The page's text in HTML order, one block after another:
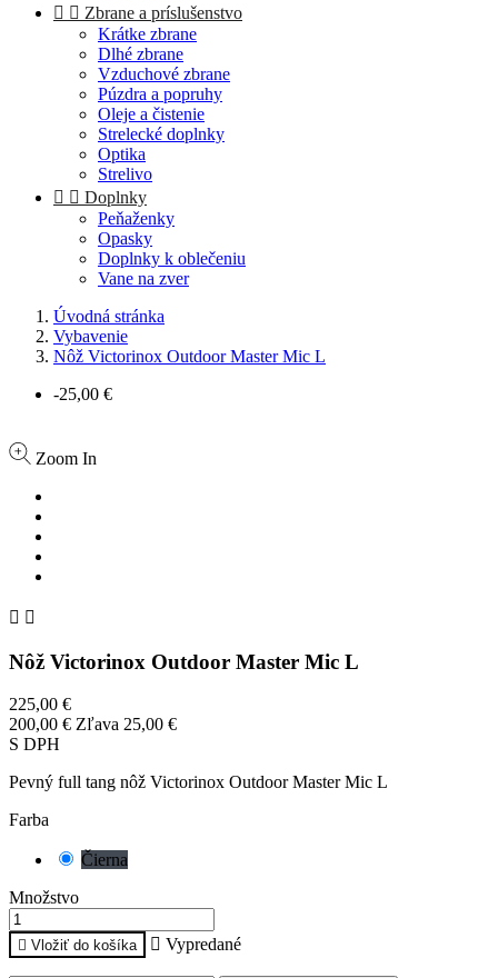
  Zbrane a príslušenstvo
Krátke zbrane
Dlhé zbrane
Vzduchové zbrane
Púzdra a popruhy
Oleje a čistenie
Strelecké doplnky
Optika
Strelivo
  Doplnky
Peňaženky
Opasky
Doplnky k oblečeniu
Vane na zver
Úvodná stránka
Vybavenie
Nôž Victorinox Outdoor Master Mic L
-25,00 €
Zoom In
 
Nôž Victorinox Outdoor Master Mic L
225,00 €
200,00 € Zľava 25,00 €
S DPH
Pevný full tang nôž Victorinox Outdoor Master Mic L
Farba
Čierna
Množstvo
 Vložiť do košíka  Vypredané